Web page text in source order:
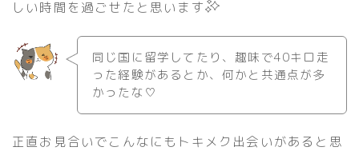
しい時間を過ごせたと思います
同じ国に留学してたり、趣味で40キロ走
った経験があるとか、何かと共通点が多
かったな♡
正直お見合いでこんなにもトキメク出会いがあると思